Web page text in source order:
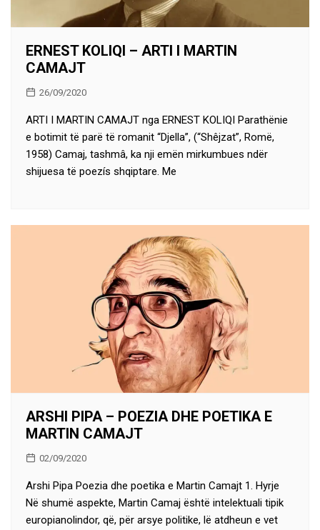
ERNEST KOLIQI – ARTI I MARTIN
CAMAJT
26/09/2020
ARTI I MARTIN CAMAJT nga ERNEST KOLIQI Parathënie
e botimit të parë të romanit “Djella”, (“Shêjzat”, Romë,
1958) Camaj, tashmâ, ka nji emën mirkumbues ndër
shijuesa të poezís shqiptare. Me
ARSHI PIPA – POEZIA DHE POETIKA E
MARTIN CAMAJT
02/09/2020
Arshi Pipa Poezia dhe poetika e Martin Camajt 1. Hyrje
Në shumë aspekte, Martin Camaj është intelektuali tipik
europianolindor, që, për arsye politike, lë atdheun e vet